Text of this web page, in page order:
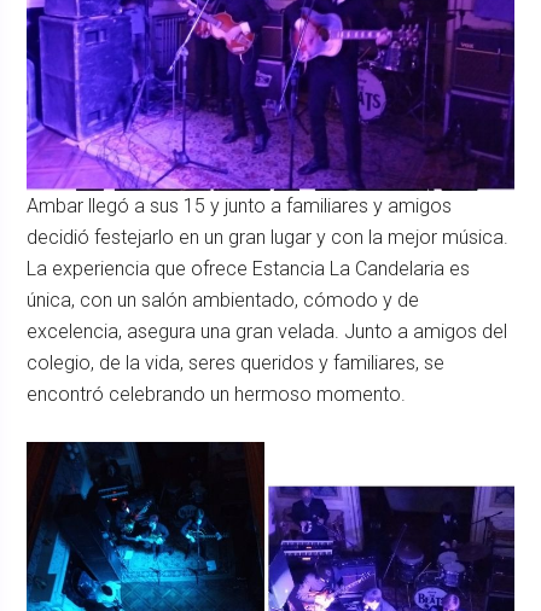
Ambar llegó a sus 15 y junto a familiares y amigos
decidió festejarlo en un gran lugar y con la mejor música.
La experiencia que ofrece Estancia La Candelaria es
única, con un salón ambientado, cómodo y de
excelencia, asegura una gran velada. Junto a amigos del
colegio, de la vida, seres queridos y familiares, se
encontró celebrando un hermoso momento.